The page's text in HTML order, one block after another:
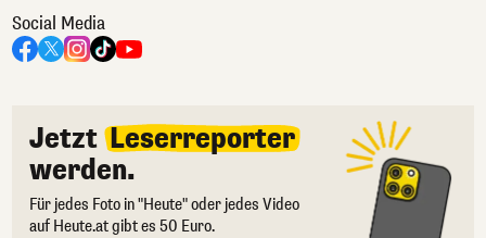
Social Media
Jetzt Leserreporter
werden.
Für jedes Foto in "Heute" oder jedes Video
auf Heute.at gibt es 50 Euro.